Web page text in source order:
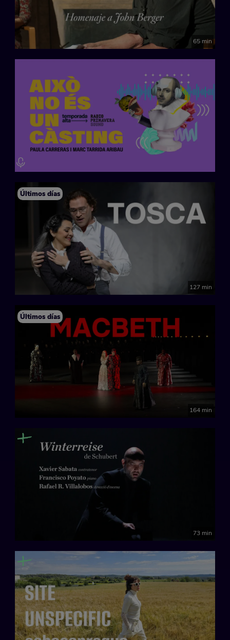
65 min
Últimos días
127 min
Últimos días
164 min
73 min